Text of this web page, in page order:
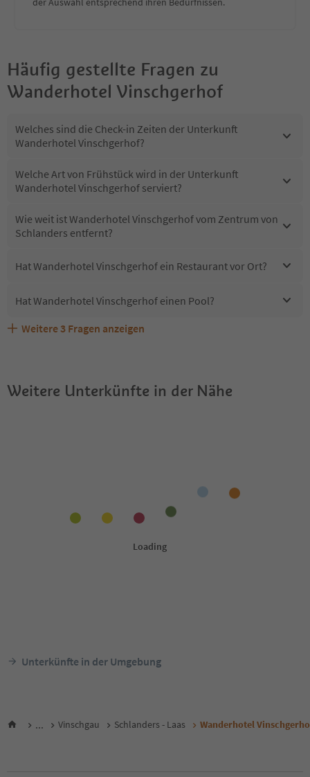
Häufig gestellte Fragen zu
Wanderhotel Vinschgerhof
Welches sind die Check-in Zeiten der Unterkunft
Wanderhotel Vinschgerhof?
Welche Art von Frühstück wird in der Unterkunft
Wanderhotel Vinschgerhof serviert?
Wie weit ist Wanderhotel Vinschgerhof vom Zentrum von
Schlanders entfernt?
Hat Wanderhotel Vinschgerhof ein Restaurant vor Ort?
Hat Wanderhotel Vinschgerhof einen Pool?
Sind Haustiere in der Unterkunft Wanderhotel
Welche Services bietet Wanderhotel Vinschgerhof?
Erhalten die Gäste von Wanderhotel Vinschgerhof einen
Weitere 3 Fragen anzeigen
Weitere Unterkünfte in der Nähe
Unterkünfte in der Umgebung
... Vinschgau Schlanders - Laas Wanderhotel